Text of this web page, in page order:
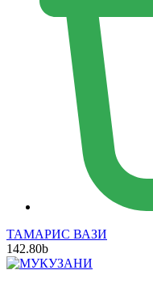
ТАМАРИС ВАЗИ
142.80b